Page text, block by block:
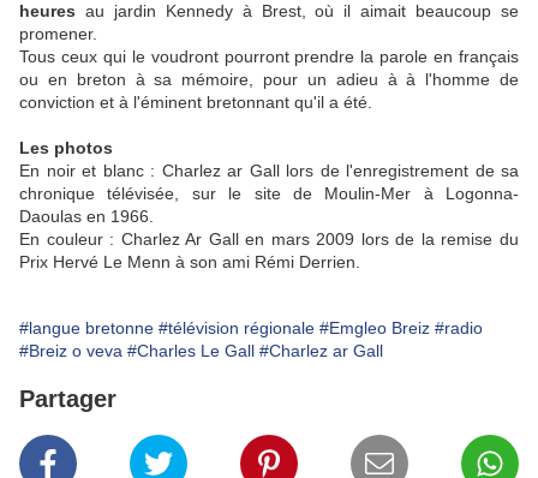
heures au jardin Kennedy à Brest, où il aimait beaucoup se
promener.
Tous ceux qui le voudront pourront prendre la parole en français
ou en breton à sa mémoire, pour un adieu à à l'homme de
conviction et à l'éminent bretonnant qu'il a été.
Les photos
En noir et blanc : Charlez ar Gall lors de l'enregistrement de sa
chronique télévisée, sur le site de Moulin-Mer à Logonna-
Daoulas en 1966.
En couleur : Charlez Ar Gall en mars 2009 lors de la remise du
Prix Hervé Le Menn à son ami Rémi Derrien.
#langue bretonne #télévision régionale #Emgleo Breiz #radio
#Breiz o veva #Charles Le Gall #Charlez ar Gall
Partager